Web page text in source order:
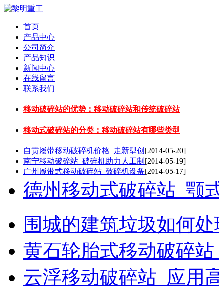
首页
产品中心
公司简介
产品知识
新闻中心
在线留言
联系我们
移动破碎站的优势：移动破碎站和传统破碎站
移动式破碎站的分类：移动破碎站有哪些类型
自贡履带移动破碎机价格_走新型创 [2014-05-20]
南宁移动破碎站_破碎机助力人工制 [2014-05-19]
广州履带式移动破碎站_破碎机设备[2014-05-17]
德州移动式破碎站_颚
围城的建筑垃圾如何
黄石轮胎式移动破碎
云浮移动破碎站_应用